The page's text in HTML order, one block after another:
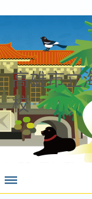
高雄市立
校